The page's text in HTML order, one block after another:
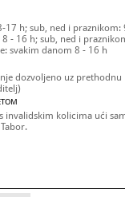
17 h; sub, ned i praznikom:
- 16 h; sub, ned i
svakim danom 8 - 16 h
dozvoljeno uz prethodnu
invalidskim kolicima ući